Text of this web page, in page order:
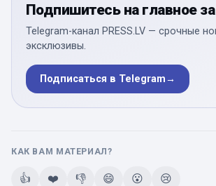
Подпишитесь на главное
Telegram-канал PRESS.LV — срочные
эксклюзивы.
Подписаться в Telegram→
КАК ВАМ МАТЕРИАЛ?
👍 ❤️ 👎 😄 😮 😢